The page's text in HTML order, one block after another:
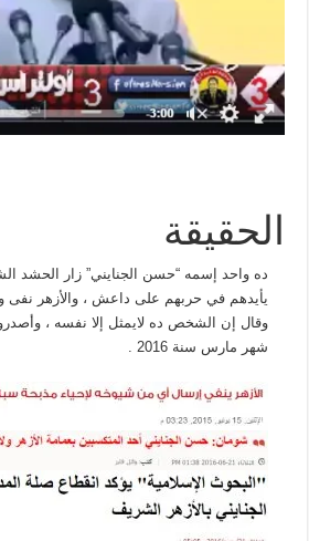
الحقيقة
يأيدهم في حربهم على داعش ، والأزهر نفى
وقال إن الشخص ده لايمثل إلا نفسه ،
شهر مارس سنة 2016 .